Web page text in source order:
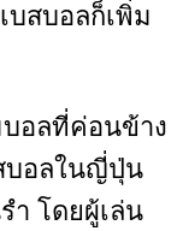
บสบอลก็เพิ่ม
บอลที่ค่อนข้าง
บอลในญี่ปุ่น
ำ โดยผู้เล่น